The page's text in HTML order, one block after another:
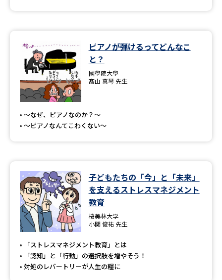
ピアノが弾けるってどんなこ
と？
國學院大學
髙山 真琴 先生
～なぜ、ピアノなのか？～
～ピアノなんてこわくない～
子どもたちの「今」と「未来」
を支えるストレスマネジメント
教育
桜美林大学
小関 俊祐 先生
「ストレスマネジメント教育」とは
「認知」と「行動」の選択肢を増やそう！
対処のレパートリーが人生の糧に